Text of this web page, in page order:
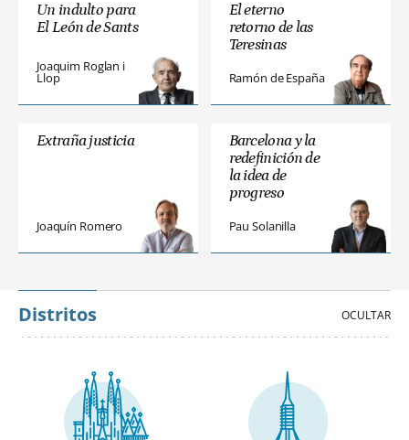
Un indulto para
El León de Sants
Joaquim Roglan i
Llop
El eterno
retorno de las
Teresinas
Ramón de España
Extraña justicia
Joaquín Romero
Barcelona y la
redefinición de
la idea de
progreso
Pau Solanilla
Distritos